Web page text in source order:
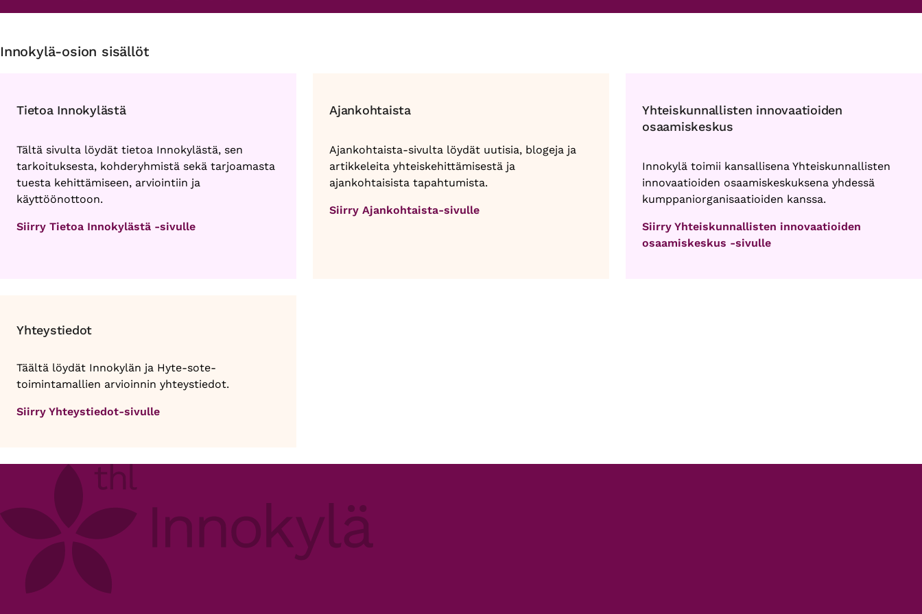
Innokylä-osion sisällöt
Tietoa Innokylästä
Tältä sivulta löydät tietoa Innokylästä, sen
tarkoituksesta, kohderyhmistä sekä tarjoamasta
tuesta kehittämiseen, arviointiin ja
käyttöönottoon.
Siirry Tietoa Innokylästä -sivulle
Ajankohtaista
Ajankohtaista-sivulta löydät uutisia, blogeja ja
artikkeleita yhteiskehittämisestä ja
ajankohtaisista tapahtumista.
Siirry Ajankohtaista-sivulle
Yhteiskunnallisten innovaatioiden
osaamiskeskus
Innokylä toimii kansallisena Yhteiskunnallisten
innovaatioiden osaamiskeskuksena yhdessä
kumppaniorganisaatioiden kanssa.
Siirry Yhteiskunnallisten innovaatioiden
osaamiskeskus -sivulle
Yhteystiedot
Täältä löydät Innokylän ja Hyte-sote-
toimintamallien arvioinnin yhteystiedot.
Siirry Yhteystiedot-sivulle